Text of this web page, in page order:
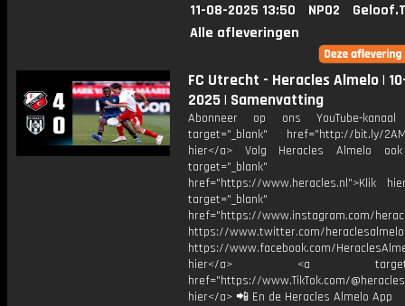
11-08-2025 13:50 NPO2
Alle afleveringen
FC Utrecht - Heracles Almelo |
2025 | Samenvatting
Abonneer op ons YouTube-
target="_blank" href="http://bit.ly/
hier</a> Volg Heracles Almelo
target="_blank"
href="https://www.heracles.nl">Klik
target="_blank"
href="https://www.instagram.com/
https://www.twitter.com/heraclesalmelo
https://www.facebook.com/
hier</a> <a
href="https://www.TikTok.com/
hier</a> 📲 En de Heracles Almelo App